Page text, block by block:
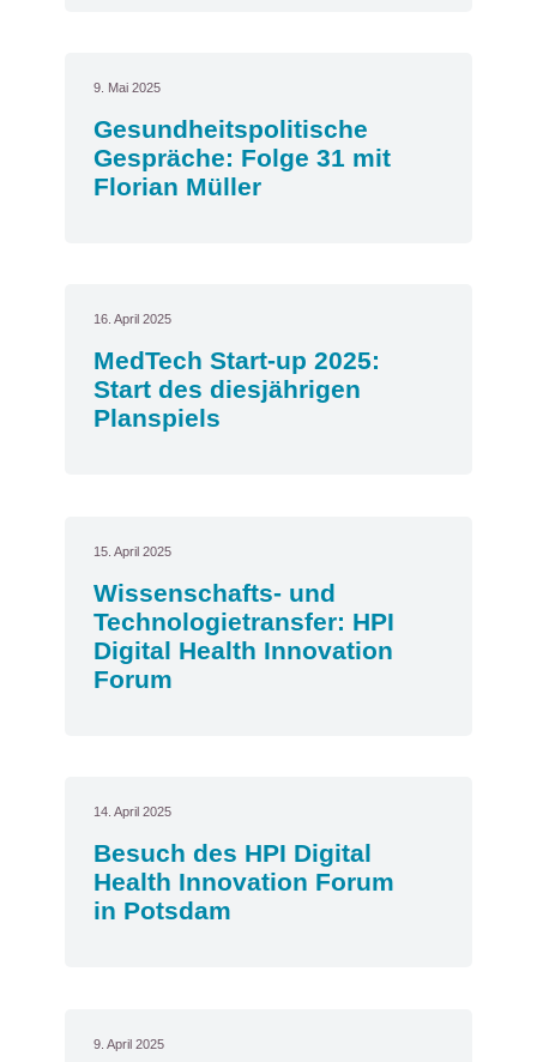
9. Mai 2025
Gesundheitspolitische
Gespräche: Folge 31 mit
Florian Müller
16. April 2025
MedTech Start-up 2025:
Start des diesjährigen
Planspiels
15. April 2025
Wissenschafts- und
Technologietransfer: HPI
Digital Health Innovation
Forum
14. April 2025
Besuch des HPI Digital
Health Innovation Forum
in Potsdam
9. April 2025